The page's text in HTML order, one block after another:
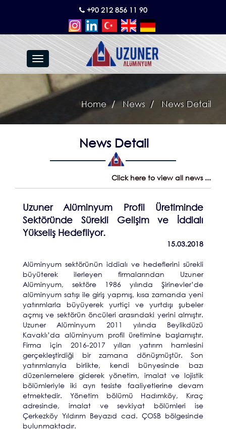
+90 212 856 11 90
Toggle
navigation
Home News News Detail
News Detail
Click here to view all news ...
Uzuner Alüminyum Profil Üretiminde
Sektöründe Sürekli Gelişim ve İddialı
Yükseliş Hedefliyor.
15.03.2018
Alüminyum sektörünün iddialı ve hedeflerini sürekli
büyüterek ilerleyen firmalarından Uzuner
Alüminyum, sektöre 1986 yılında Şirinevler’de
alüminyum satışı ile giriş yapmış, kısa zamanda yeni
yatırımlarla büyüyerek yurtiçi ve yurtdışı şubeler
açmış ve sektörün öncüleri arasındaki yerini almıştır.
Uzuner Alüminyum 2011 yılında Beylikdüzü
Kavaklı’da alüminyum profil üretimine başlamıştır.
Firma için 2016-2017 yılları yatırım hamlesini
gerçekleştirdiği bir zamana dönüşmüştür. Son
yatırımlarıyla birlikte, kendi bünyesinde bazı
düzenlemelere giderek yönetim, imalat ve lojistik
bölümleriyle iki ayrı tesiste faaliyetlerine devam
etmektedir. Yönetim bölümü Hadımköy, Kıraç
adresinde, imalat ve sevkiyat bölümleri ise
Çerkezköy Yıldırım Beyazıd cad. ÇOSB bölgesinde
bulunmaktadır.